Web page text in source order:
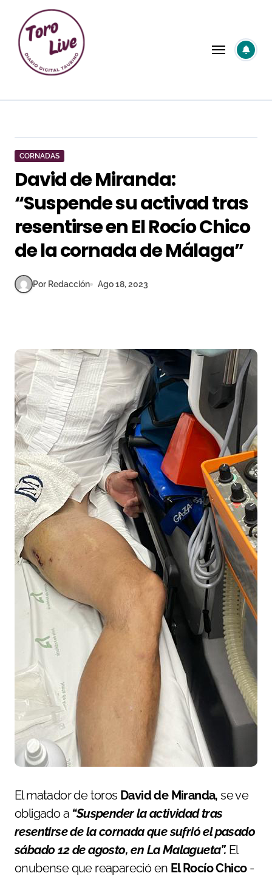
contenido
CORNADAS
David de Miranda:
“Suspende su activad tras
resentirse en El Rocío Chico
de la cornada de Málaga”
Por Redacción Ago 18, 2023
El matador de toros David de Miranda, se ve
obligado a “Suspender la actividad tras
resentirse de la cornada que sufrió el pasado
sábado 12 de agosto, en La Malagueta”. El
onubense que reapareció en El Rocío Chico-